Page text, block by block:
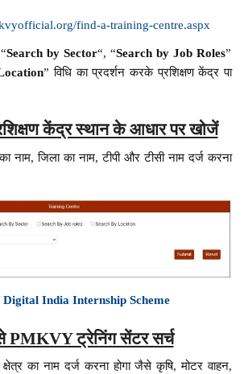
find-a-training-centre.aspx
Search by Sector“, “Search by Job Roles”
” विधि का प्रदर्शन करके प्रशिक्षण केंद्र पा
केंद्र स्थान के आधार पर खोजें
का नाम, जिला का नाम, टीपी और टीसी नाम दर्ज करना
India Internship Scheme
PMKVY ट्रेनिंग सेंटर सर्च
क्षेत्र का नाम दर्ज करना होगा जैसे कृषि, मोटर वाहन,